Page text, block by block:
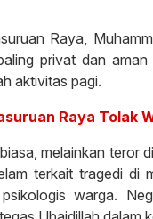
Raya,
privat dan
aktivitas pagi.
Raya Tolak
melainkan teror
terkait tragedi di
warga.